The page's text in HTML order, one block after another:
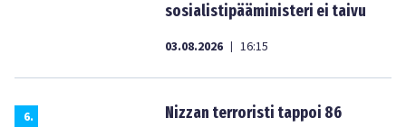
sosialistipääministeri ei taivu
03.08.2026 | 16:15
6.
Nizzan terroristi tappoi 86